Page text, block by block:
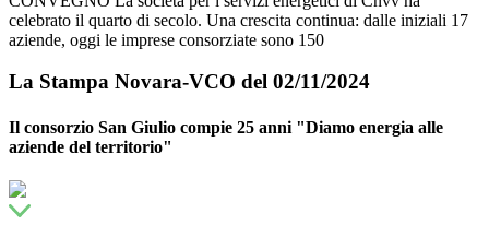
celebrato il quarto di secolo. Una crescita continua: dalle iniziali 17
aziende, oggi le imprese consorziate sono 150
La Stampa Novara-VCO del 02/11/2024
Il consorzio San Giulio compie 25 anni "Diamo energia alle
aziende del territorio"